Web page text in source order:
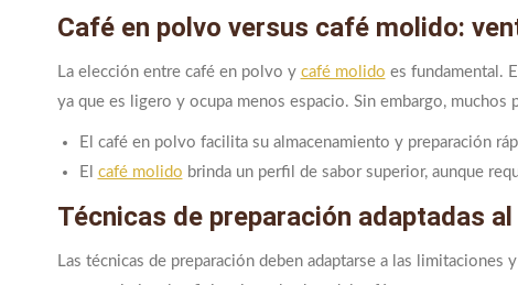
Café en polvo versus café molido:
La elección entre café en polvo y café molido es fundamental.
ya que es ligero y ocupa menos espacio. Sin embargo, muchos
El café en polvo facilita su almacenamiento y preparación
El café molido brinda un perfil de sabor superior, aunque
Técnicas de preparación adaptadas
Las técnicas de preparación deben adaptarse a las